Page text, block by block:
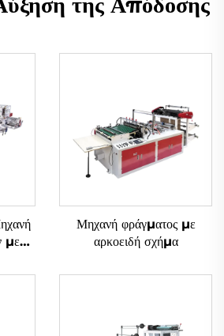
με
Μηχανή φράγματος με
αρκοειδή σχήμα